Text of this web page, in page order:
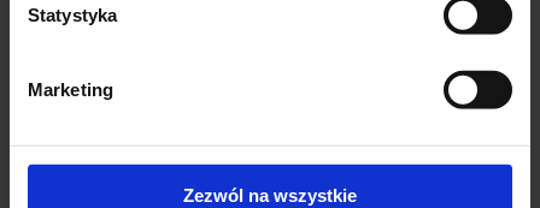
Statystyka
Marketing
Zezwól na wszystkie
5% Elastan